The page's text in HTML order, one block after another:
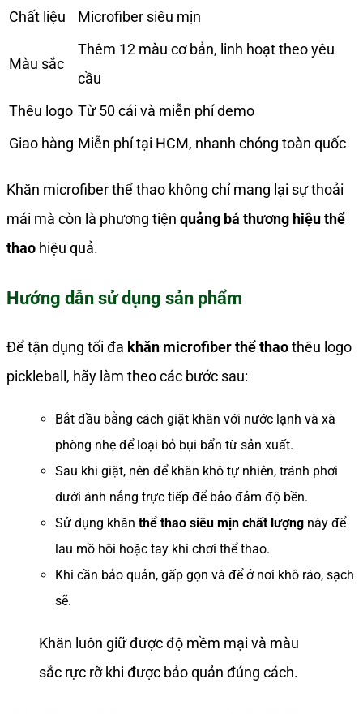
Chất liệu Microfiber siêu mịn
Màu sắc
Thêm 12 màu cơ bản, linh hoạt theo yêu
cầu
Thêu logo Từ 50 cái và miễn phí demo
Giao hàng Miễn phí tại HCM, nhanh chóng toàn quốc
Khăn microfiber thể thao không chỉ mang lại sự thoải
mái mà còn là phương tiện quảng bá thương hiệu thể
thao hiệu quả.
Hướng dẫn sử dụng sản phẩm
Để tận dụng tối đa khăn microfiber thể thaothêu logo
pickleball, hãy làm theo các bước sau:
Bắt đầu bằng cách giặt khăn với nước lạnh và xà
phòng nhẹ để loại bỏ bụi bẩn từ sản xuất.
Sau khi giặt, nên để khăn khô tự nhiên, tránh phơi
dưới ánh nắng trực tiếp để bảo đảm độ bền.
Sử dụng khăn thể thao siêu mịn chất lượng này để
lau mồ hôi hoặc tay khi chơi thể thao.
Khi cần bảo quản, gấp gọn và để ở nơi khô ráo, sạch
sẽ.
Khăn luôn giữ được độ mềm mại và màu
sắc rực rỡ khi được bảo quản đúng cách.